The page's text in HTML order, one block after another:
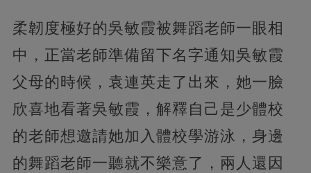
柔韌度極好的吳敏霞被舞蹈老師一眼相
中，正當老師準備留下名字通知吳敏霞
父母的時候，袁連英走了出來，她一臉
欣喜地看著吳敏霞，解釋自己是少體校
的老師想邀請她加入體校學游泳，身邊
的舞蹈老師一聽就不樂意了，兩人還因